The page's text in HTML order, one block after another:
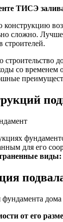
ТИСЭ
конструкцию
сложно.
строителей.
строительство
со временем
для его
виды:
фундамента
от его